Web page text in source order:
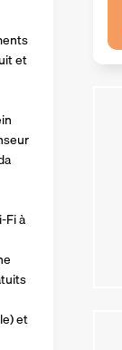
et
Fi à
et